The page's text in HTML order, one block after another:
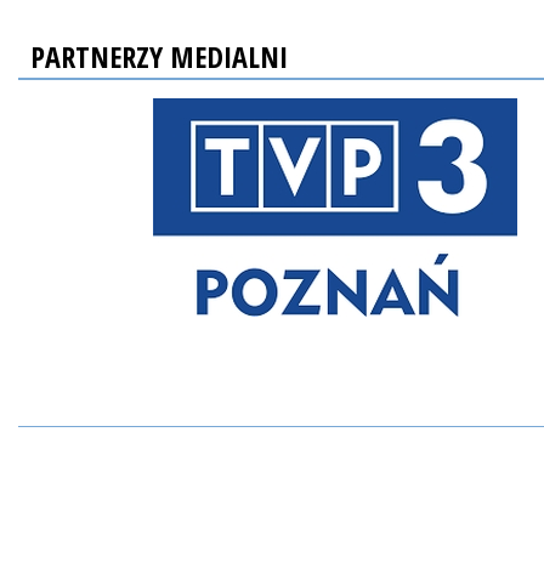
PARTNERZY MEDIALNI